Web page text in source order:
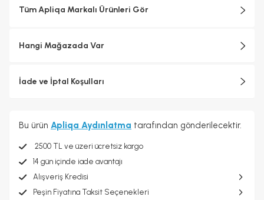
Tüm Apliqa Markalı Ürünleri Gör
Hangi Mağazada Var
İade ve İptal Koşulları
Bu ürün Apliqa Aydınlatma tarafından gönderilecektir.
2500 TL ve üzeri ücretsiz kargo
14 gün içinde iade avantajı
Alışveriş Kredisi
Peşin Fiyatına Taksit Seçenekleri